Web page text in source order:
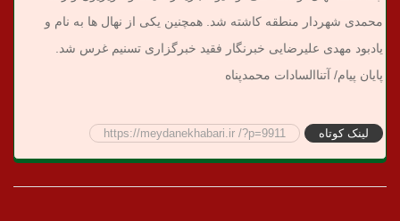
محمدی شهردار منطقه کاشته شد. همچنین یکی از نهال ها به نام و
یادبود مهدی علیرضایی خبرنگار فقید خبرگزاری تسنیم غرس شد.
پایان پیام/ آتناالسادات محمدپناه
لینک کوتاه https://meydanekhabari.ir /?p=9911